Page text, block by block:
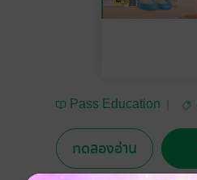
Pass Education
ทดลองอ่าน